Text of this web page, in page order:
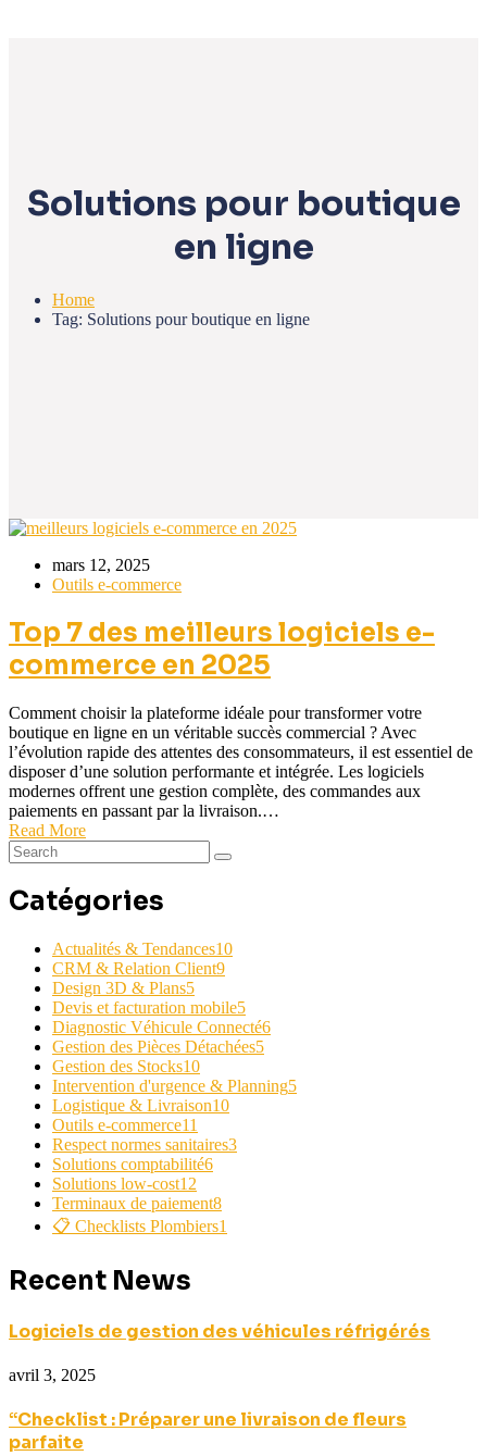
Solutions pour boutique
en ligne
Home
Tag: Solutions pour boutique en ligne
mars 12, 2025
Outils e-commerce
Top 7 des meilleurs logiciels e-
commerce en 2025
Comment choisir la plateforme idéale pour transformer votre
boutique en ligne en un véritable succès commercial ? Avec
l’évolution rapide des attentes des consommateurs, il est essentiel de
disposer d’une solution performante et intégrée. Les logiciels
modernes offrent une gestion complète, des commandes aux
paiements en passant par la livraison.…
Read More
Catégories
Actualités & Tendances10
CRM & Relation Client9
Design 3D & Plans5
Devis et facturation mobile5
Diagnostic Véhicule Connecté6
Gestion des Pièces Détachées5
Gestion des Stocks10
Intervention d'urgence & Planning5
Logistique & Livraison10
Outils e-commerce11
Respect normes sanitaires3
Solutions comptabilité6
Solutions low-cost12
Terminaux de paiement8
📋 Checklists Plombiers1
Recent News
Logiciels de gestion des véhicules réfrigérés
avril 3, 2025
“Checklist : Préparer une livraison de fleurs
parfaite